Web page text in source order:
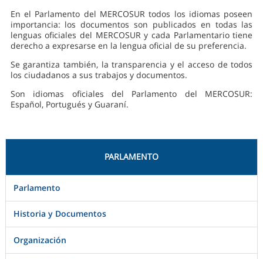
En el Parlamento del MERCOSUR todos los idiomas poseen
importancia: los documentos son publicados en todas las
lenguas oficiales del MERCOSUR y cada Parlamentario tiene
derecho a expresarse en la lengua oficial de su preferencia.
Se garantiza también, la transparencia y el acceso de todos
los ciudadanos a sus trabajos y documentos.
Son idiomas oficiales del Parlamento del MERCOSUR:
Español, Portugués y Guaraní.
PARLAMENTO
Parlamento
Historia y Documentos
Organización